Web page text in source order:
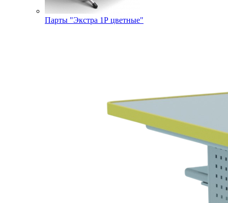
Парты "Экстра 1Р цветные"